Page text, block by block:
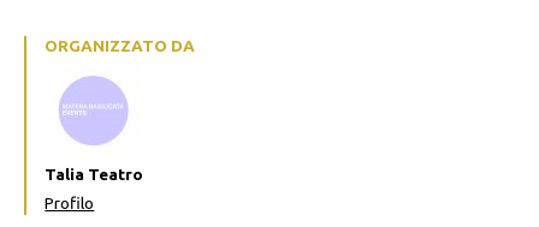
ORGANIZZATO DA
Talia Teatro
Profilo